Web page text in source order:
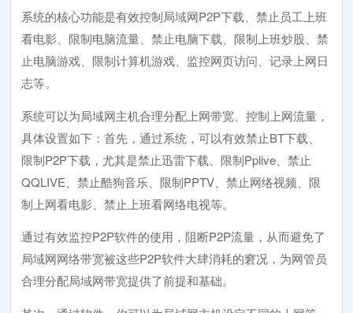
系统的核心功能是有效控制局域网P2P下载、禁止员工上班
看电影、限制电脑流量、禁止电脑下载、限制上班炒股、禁
止电脑游戏、限制计算机游戏、监控网页访问、记录上网日
志等。
系统可以为局域网主机合理分配上网带宽、控制上网流量，
具体设置如下：首先，通过系统，可以有效禁止BT下载、
限制P2P下载，尤其是禁止迅雷下载、限制Pplive、禁止
QQLIVE、禁止酷狗音乐、限制PPTV、禁止网络视频、限
制上网看电影、禁止上班看网络电视等。
通过有效监控P2P软件的使用，阻断P2P流量，从而避免了
局域网网络带宽被这些P2P软件大肆消耗的窘况，为网管员
合理分配局域网带宽提供了前提和基础。